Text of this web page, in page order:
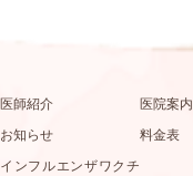
医師紹介
医院案内
お知らせ
料金表
インフルエンザワクチ